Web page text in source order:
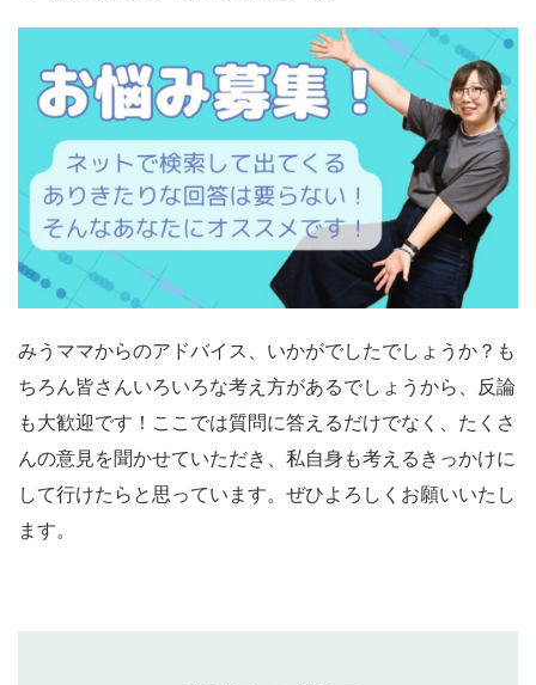
みうママからのアドバイス、いかがでしたでしょうか？も
ちろん皆さんいろいろな考え方があるでしょうから、反論
も大歓迎です！ここでは質問に答えるだけでなく、たくさ
んの意見を聞かせていただき、私自身も考えるきっかけに
して行けたらと思っています。ぜひよろしくお願いいたし
ます。